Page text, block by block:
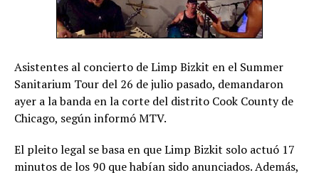
Asistentes al concierto de Limp Bizkit en el Summer
Sanitarium Tour del 26 de julio pasado, demandaron
ayer a la banda en la corte del distrito Cook County de
Chicago, según informó MTV.
El pleito legal se basa en que Limp Bizkit solo actuó 17
minutos de los 90 que habían sido anunciados. Además,